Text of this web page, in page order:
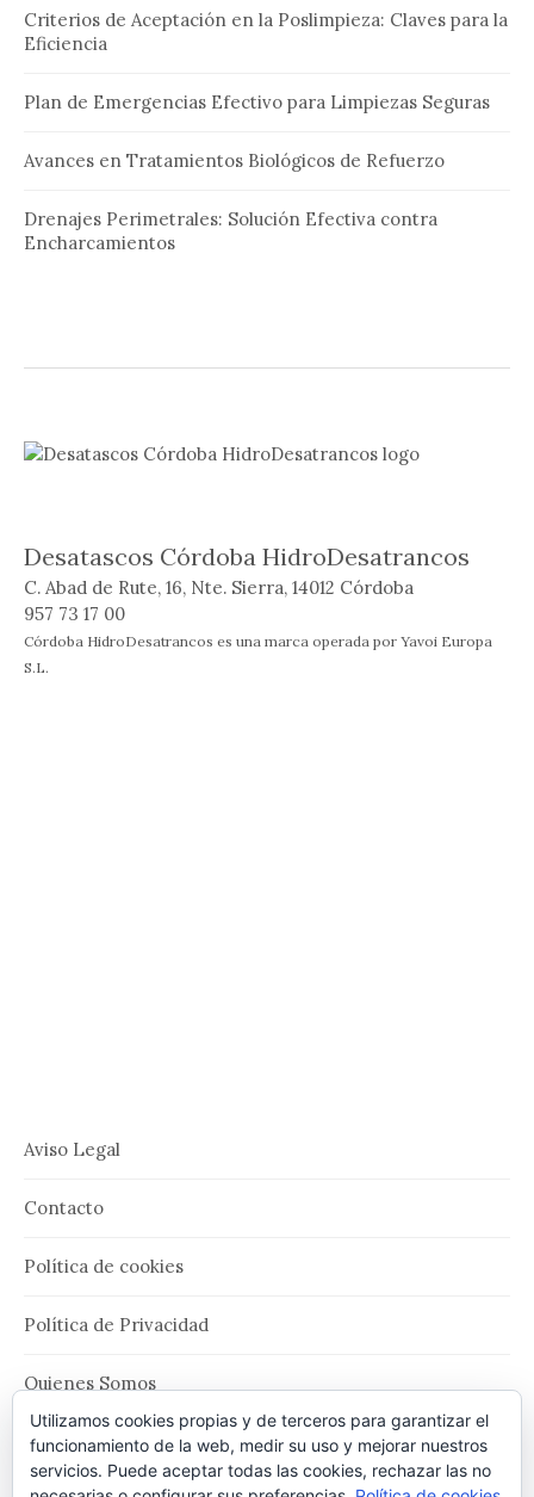
Criterios de Aceptación en la Poslimpieza: Claves para la
Eficiencia
Plan de Emergencias Efectivo para Limpiezas Seguras
Avances en Tratamientos Biológicos de Refuerzo
Drenajes Perimetrales: Solución Efectiva contra
Encharcamientos
Desatascos Córdoba HidroDesatrancos
C. Abad de Rute, 16, Nte. Sierra, 14012 Córdoba
957 73 17 00
Córdoba HidroDesatrancos es una marca operada por Yavoi Europa
S.L.
Aviso Legal
Contacto
Política de cookies
Política de Privacidad
Quienes Somos
Términos y Condiciones de Uso
Utilizamos cookies propias y de terceros para garantizar el
funcionamiento de la web, medir su uso y mejorar nuestros
servicios. Puede aceptar todas las cookies, rechazar las no